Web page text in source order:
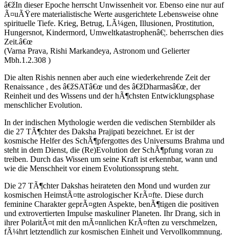
â€žIn dieser Epoche herrscht Unwissenheit vor. Ebenso eine nur auf
Ã¤uÃŸere materialistische Werte ausgerichtete Lebensweise ohne
spirituelle Tiefe. Krieg, Betrug, LÃ¼gen, Illusionen, Prostitution,
Hungersnot, Kindermord, Umweltkatastrophenâ€¦. beherrschen dies
Zeit.â€œ
(Varna Prava, Rishi Markandeya, Astronom und Gelierter
Mbh.1.2.308 )
Die alten Rishis nennen aber auch eine wiederkehrende Zeit der
Renaissance , des â€žSATâ€œ und des â€žDharmasâ€œ, der
Reinheit und des Wissens und der hÃ¶chsten Entwicklungsphase
menschlicher Evolution.
In der indischen Mythologie werden die vedischen Sternbilder als
die 27 TÃ¶chter des Daksha Prajipati bezeichnet. Er ist der
kosmische Helfer des SchÃ¶pfergottes des Universums Brahma und
steht in dem Dienst, die (Re)Evolution der SchÃ¶pfung voran zu
treiben. Durch das Wissen um seine Kraft ist erkennbar, wann und
wie die Menschheit vor einem Evolutionssprung steht.
Die 27 TÃ¶chter Dakshas heirateten den Mond und wurden zur
kosmischen HeimstÃ¤tte astrologischer KrÃ¤fte. Diese durch
feminine Charakter geprÃ¤gten Aspekte, benÃ¶tigen die positiven
und extrovertierten Impulse maskuliner Planeten. Ihr Drang, sich in
ihrer PolaritÃ¤t mit den mÃ¤nnlichen KrÃ¤ften zu verschmelzen,
fÃ¼hrt letztendlich zur kosmischen Einheit und Vervollkommnung.